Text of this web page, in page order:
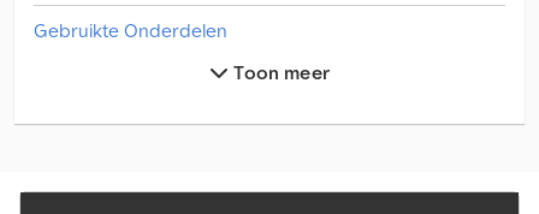
Gebruikte Onderdelen
Koel/Geisoleerde
Toon meer